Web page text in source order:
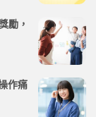
勵，
作痛